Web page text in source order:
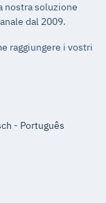
nostra soluzione
dal 2009.
raggiungere i vostri
- Português